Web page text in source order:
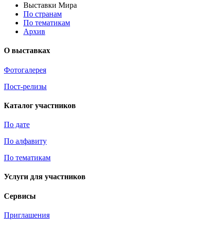
Выставки Мира
По странам
По тематикам
Архив
О выставках
Фотогалерея
Пост-релизы
Каталог участников
По дате
По алфавиту
По тематикам
Услуги для участников
Сервисы
Приглашения